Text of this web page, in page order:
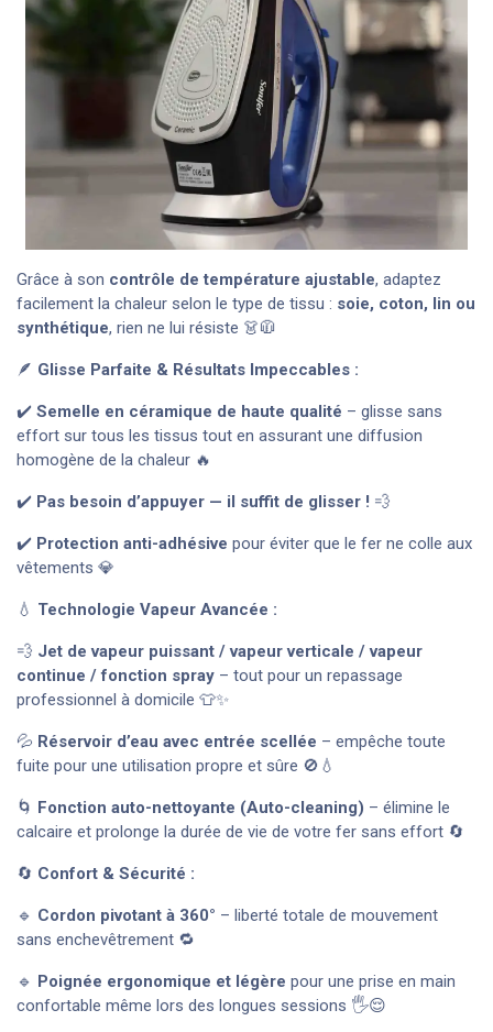
Grâce à son contrôle de température ajustable, adaptez
facilement la chaleur selon le type de tissu : soie, coton, lin ou
synthétique, rien ne lui résiste 👗🧥
🪶 Glisse Parfaite & Résultats Impeccables :
✔️ Semelle en céramique de haute qualité – glisse sans
effort sur tous les tissus tout en assurant une diffusion
homogène de la chaleur 🔥
✔️ Pas besoin d’appuyer — il suffit de glisser ! 💨
✔️ Protection anti-adhésive pour éviter que le fer ne colle aux
vêtements 💎
💧 Technologie Vapeur Avancée :
💨 Jet de vapeur puissant / vapeur verticale / vapeur
continue / fonction spray – tout pour un repassage
professionnel à domicile 👕✨
💦 Réservoir d’eau avec entrée scellée – empêche toute
fuite pour une utilisation propre et sûre 🚫💧
🌀 Fonction auto-nettoyante (Auto-cleaning) – élimine le
calcaire et prolonge la durée de vie de votre fer sans effort 🔄
🔄 Confort & Sécurité :
🔹 Cordon pivotant à 360° – liberté totale de mouvement
sans enchevêtrement 🔁
🔹 Poignée ergonomique et légère pour une prise en main
confortable même lors des longues sessions 🖐️😌